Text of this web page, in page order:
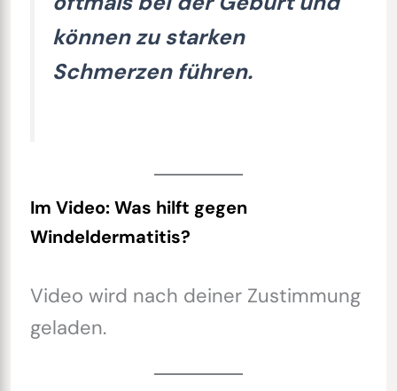
können zu starken
Schmerzen führen.
Im Video: Was hilft gegen
Windeldermatitis?
Video wird nach deiner Zustimmung
geladen.